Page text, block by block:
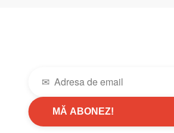
MĂ ABONEZ!